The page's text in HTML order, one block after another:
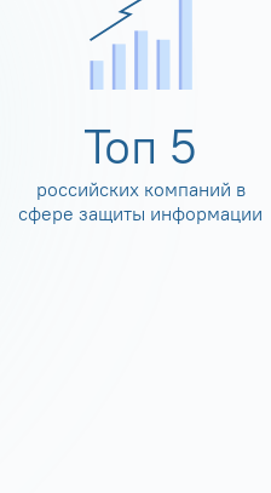
Топ 5
российских компаний в
сфере защиты информации